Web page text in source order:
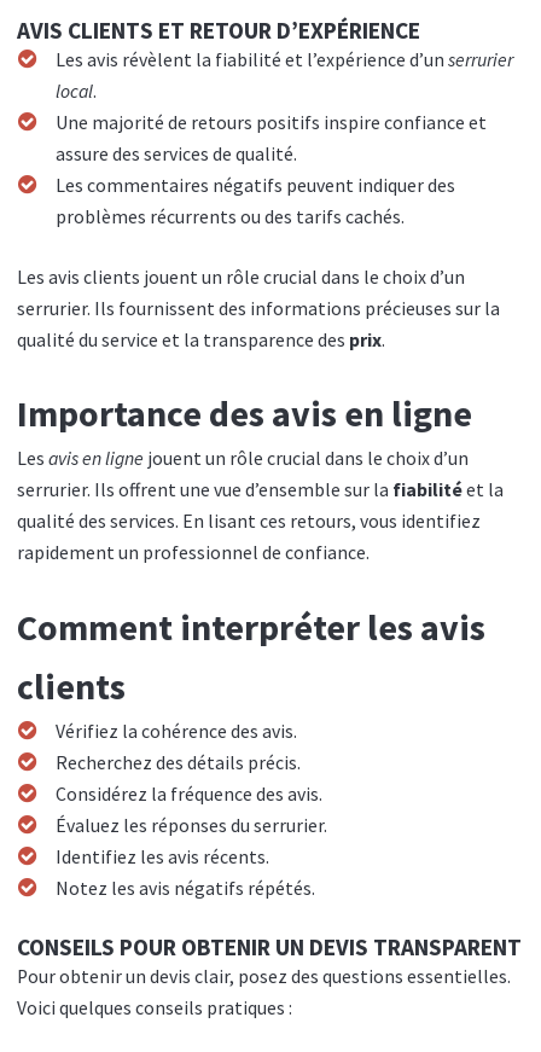
AVIS CLIENTS ET RETOUR D’EXPÉRIENCE
Les avis révèlent la fiabilité et l’expérience d’un serrurier
local.
Une majorité de retours positifs inspire confiance et
assure des services de qualité.
Les commentaires négatifs peuvent indiquer des
problèmes récurrents ou des tarifs cachés.
Les avis clients jouent un rôle crucial dans le choix d’un
serrurier. Ils fournissent des informations précieuses sur la
qualité du service et la transparence des prix.
Importance des avis en ligne
Les avis en ligne jouent un rôle crucial dans le choix d’un
serrurier. Ils offrent une vue d’ensemble sur la fiabilitéet la
qualité des services. En lisant ces retours, vous identifiez
rapidement un professionnel de confiance.
Comment interpréter les avis
clients
Vérifiez la cohérence des avis.
Recherchez des détails précis.
Considérez la fréquence des avis.
Évaluez les réponses du serrurier.
Identifiez les avis récents.
Notez les avis négatifs répétés.
CONSEILS POUR OBTENIR UN DEVIS TRANSPARENT
Pour obtenir un devis clair, posez des questions essentielles.
Voici quelques conseils pratiques :